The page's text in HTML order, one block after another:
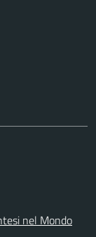
nel Mondo